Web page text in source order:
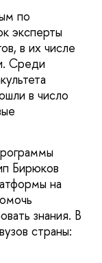
по
эксперты
в их числе
Среди
в число
Бирюков
на
знания. В
страны: